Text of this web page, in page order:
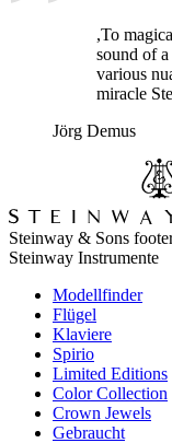
,To
sound of
various
miracle
Jörg Demus
Steinway & Sons
Steinway Instrumente
Modellfinder
Flügel
Klaviere
Spirio
Limited Editions
Color Collection
Crown Jewels
Gebraucht